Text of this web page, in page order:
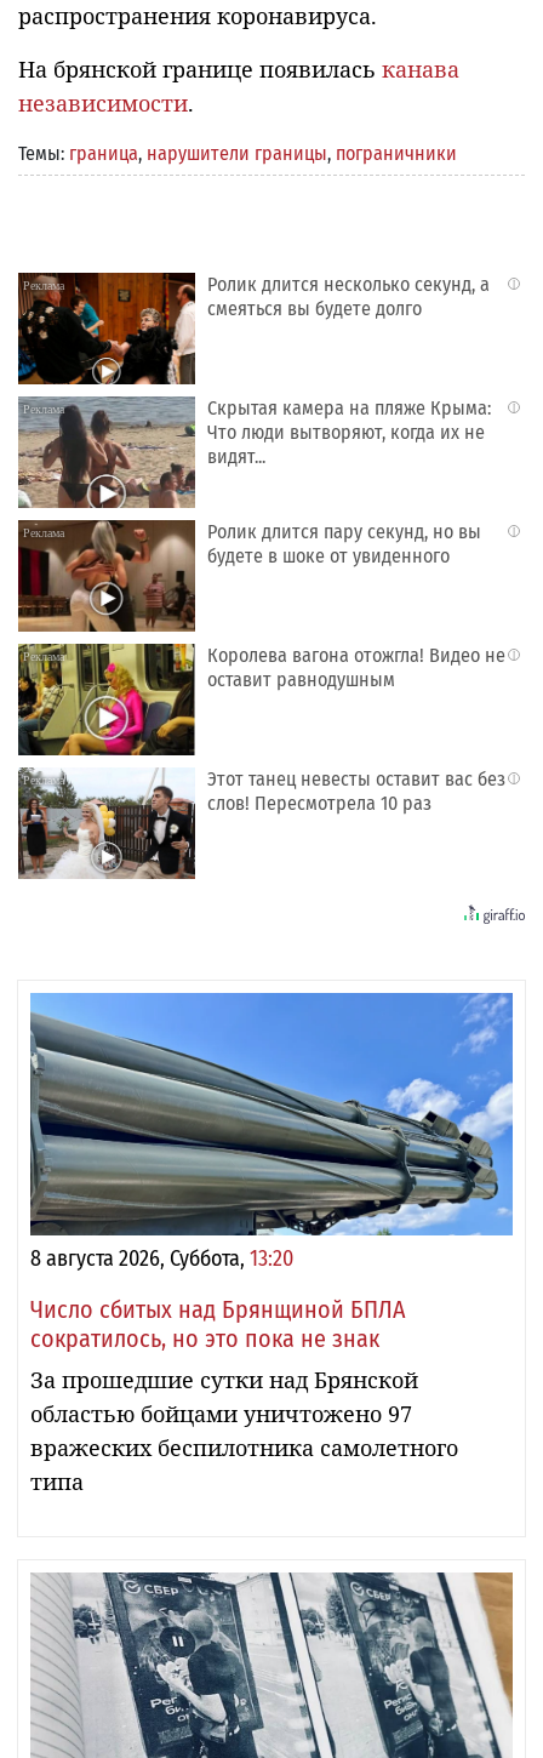
распространения коронавируса.
На брянской границе появилась канава
независимости.
Темы: граница, нарушители границы, пограничники
i
Ролик длится несколько секунд, а
смеяться вы будете долго
i
Скрытая камера на пляже Крыма:
Что люди вытворяют, когда их не
видят...
i
Ролик длится пару секунд, но вы
будете в шоке от увиденного
i
Королева вагона отожгла! Видео не
оставит равнодушным
i
Этот танец невесты оставит вас без
слов! Пересмотрела 10 раз
8 августа 2026, Суббота, 13:20
Число сбитых над Брянщиной БПЛА
сократилось, но это пока не знак
За прошедшие сутки над Брянской
областью бойцами уничтожено 97
вражеских беспилотника самолетного
типа